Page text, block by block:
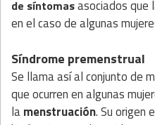
de síntomasasociados que
en el caso de algunas
Síndrome premenstrual
Se llama así al conjunto de
que ocurren en algunas
lamenstruación. Su origen